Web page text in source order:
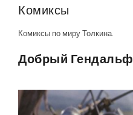
Комиксы
Комиксы по миру Толкина.
Добрый Гендальф